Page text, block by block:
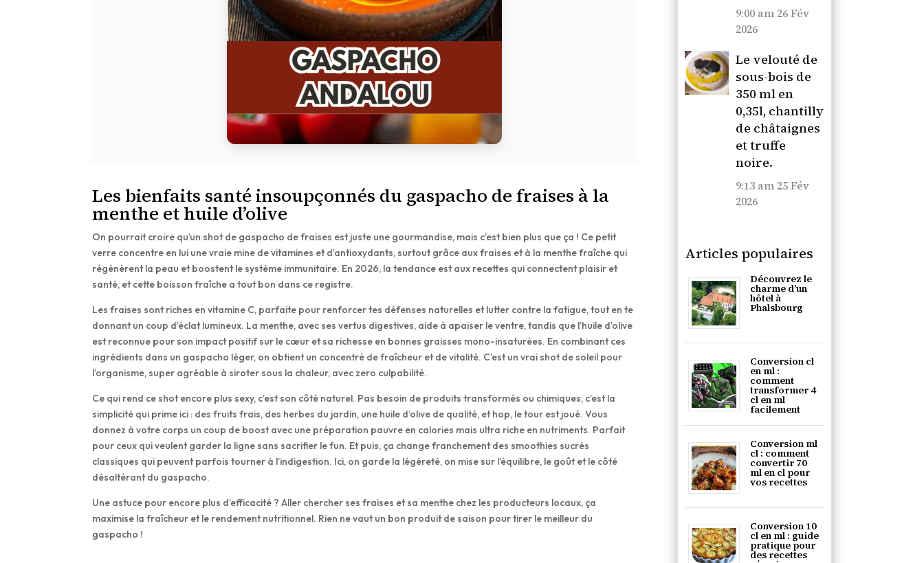
Les bienfaits santé insoupçonnés du gaspacho de fraises à la
menthe et huile d’olive
On pourrait croire qu’un shot de gaspacho de fraises est juste une gourmandise, mais c’est bien plus que ça ! Ce petit
verre concentre en lui une vraie mine de vitamines et d’antioxydants, surtout grâce aux fraises et à la menthe fraîche qui
régénèrent la peau et boostent le système immunitaire. En 2026, la tendance est aux recettes qui connectent plaisir et
santé, et cette boisson fraîche a tout bon dans ce registre.
Les fraises sont riches en vitamine C, parfaite pour renforcer tes défenses naturelles et lutter contre la fatigue, tout en te
donnant un coup d’éclat lumineux. La menthe, avec ses vertus digestives, aide à apaiser le ventre, tandis que l’huile d’olive
est reconnue pour son impact positif sur le cœur et sa richesse en bonnes graisses mono-insaturées. En combinant ces
ingrédients dans un gaspacho léger, on obtient un concentré de fraîcheur et de vitalité. C’est un vrai shot de soleil pour
l’organisme, super agréable à siroter sous la chaleur, avec zero culpabilité.
Ce qui rend ce shot encore plus sexy, c’est son côté naturel. Pas besoin de produits transformés ou chimiques, c’est la
simplicité qui prime ici : des fruits frais, des herbes du jardin, une huile d’olive de qualité, et hop, le tour est joué. Vous
donnez à votre corps un coup de boost avec une préparation pauvre en calories mais ultra riche en nutriments. Parfait
pour ceux qui veulent garder la ligne sans sacrifier le fun. Et puis, ça change franchement des smoothies sucrés
classiques qui peuvent parfois tourner à l’indigestion. Ici, on garde la légèreté, on mise sur l’équilibre, le goût et le côté
désaltérant du gaspacho.
Une astuce pour encore plus d’efficacité ? Aller chercher ses fraises et sa menthe chez les producteurs locaux, ça
maximise la fraîcheur et le rendement nutritionnel. Rien ne vaut un bon produit de saison pour tirer le meilleur du
gaspacho !
9:00 am 26 Fév
2026
Le velouté de
sous-bois de
350 ml en
0,35l, chantilly
de châtaignes
et truffe
noire.
9:13 am 25 Fév
2026
Articles populaires
Découvrez le
charme d’un
hôtel à
Phalsbourg
Conversion cl
en ml :
comment
transformer 4
cl en ml
facilement
Conversion ml
cl : comment
convertir 70
ml en cl pour
vos recettes
Conversion 10
cl en ml : guide
pratique pour
des recettes